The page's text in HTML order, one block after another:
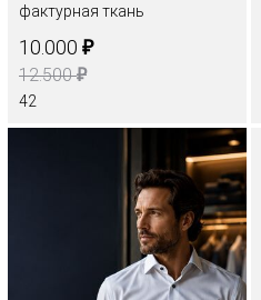
фактурная ткань
10.000 ₽
12.500₽
42